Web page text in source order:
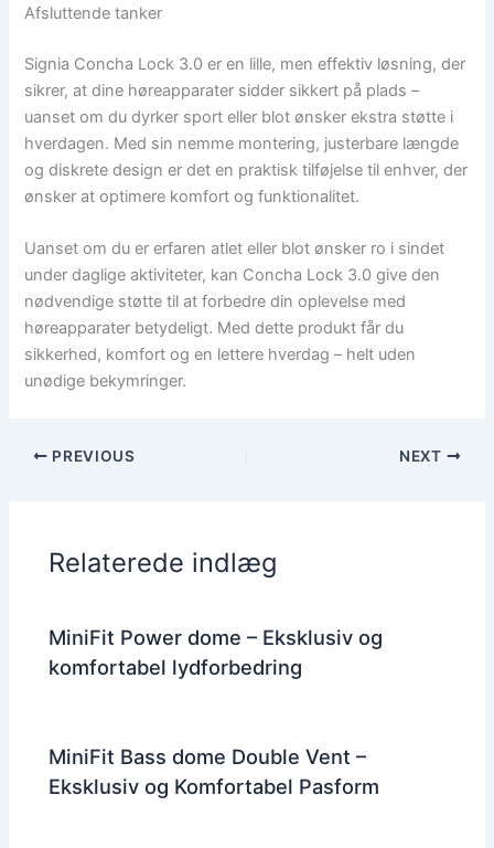
Afsluttende tanker
Signia Concha Lock 3.0 er en lille, men effektiv løsning, der
sikrer, at dine høreapparater sidder sikkert på plads –
uanset om du dyrker sport eller blot ønsker ekstra støtte i
hverdagen. Med sin nemme montering, justerbare længde
og diskrete design er det en praktisk tilføjelse til enhver, der
ønsker at optimere komfort og funktionalitet.
Uanset om du er erfaren atlet eller blot ønsker ro i sindet
under daglige aktiviteter, kan Concha Lock 3.0 give den
nødvendige støtte til at forbedre din oplevelse med
høreapparater betydeligt. Med dette produkt får du
sikkerhed, komfort og en lettere hverdag – helt uden
unødige bekymringer.
PREVIOUS NEXT
Relaterede indlæg
MiniFit Power dome – Eksklusiv og
komfortabel lydforbedring
MiniFit Bass dome Double Vent –
Eksklusiv og Komfortabel Pasform